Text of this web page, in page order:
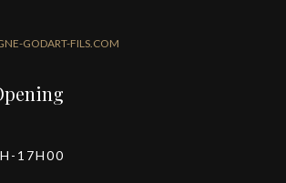
GODART-FILS.COM
17H00